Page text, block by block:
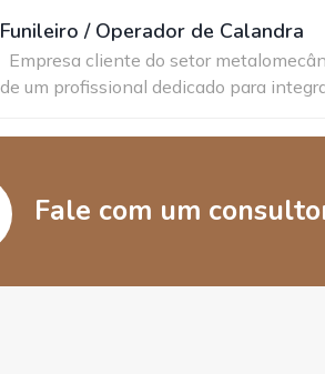
Funileiro / Operador de Calandra
Empresa cliente do setor
de um profissional dedicado para
Fale com um